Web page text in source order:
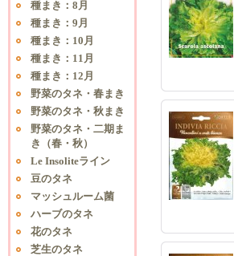
種まき：8月
種まき：9月
種まき：10月
種まき：11月
種まき：12月
野菜のタネ・春まき
野菜のタネ・秋まき
野菜のタネ・二期ま
き（春・秋）
Le Insoliteライン
豆のタネ
マッシュルーム菌
ハーブのタネ
花のタネ
芝生のタネ